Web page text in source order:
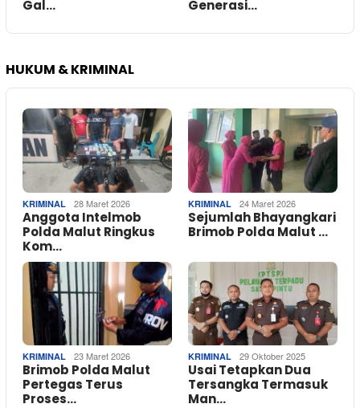
Gal… Generasi…
HUKUM & KRIMINAL
KRIMINAL 28 Maret 2026
Anggota Intelmob
Polda Malut Ringkus
Kom…
KRIMINAL 24 Maret 2026
Sejumlah Bhayangkari
Brimob Polda Malut …
KRIMINAL 23 Maret 2026
Brimob Polda Malut
Pertegas Terus
Proses…
KRIMINAL 29 Oktober 2025
Usai Tetapkan Dua
Tersangka Termasuk
Man…